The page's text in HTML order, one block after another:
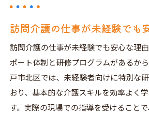
未経験スタートから訪問介護
神戸市北区で訪問介護の新たな
向け求人情報
未経験者歓迎の訪問介護求人
神戸市北区での訪問介護求人
訪問介護の仕事が未経験でも
訪問介護の仕事が未経験でも安心な理
ポート体制と研修プログラムがあるか
戸市北区では、未経験者向けに特別な
おり、基本的な介護スキルを効率よく
す。実際の現場での指導を受けること